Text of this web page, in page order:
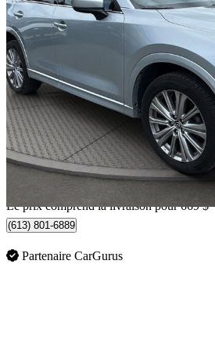
2022 Mazda CX-5
Signature AWD152 066 km
22 469 $
394 $/mois env.
Livraison à domicile de Orleans, ON
Le prix comprend la livraison pour 669 $
(613) 801-6889
Partenaire CarGurus